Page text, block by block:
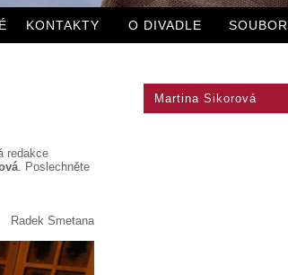
KONTAKTY O DIVADLE SOUBOR
redakce
. Poslechněte
Radek Smetana
Martina Sikorová